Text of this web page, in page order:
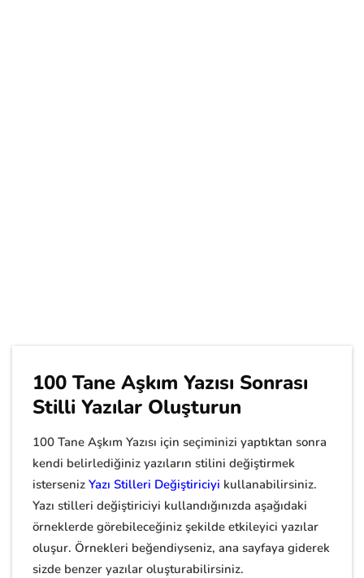
100 Tane Aşkım Yazısı Sonrası
Stilli Yazılar Oluşturun
100 Tane Aşkım Yazısı için seçiminizi yaptıktan sonra
kendi belirlediğiniz yazıların stilini değiştirmek
isterseniz Yazı Stilleri Değiştiriciyi kullanabilirsiniz.
Yazı stilleri değiştiriciyi kullandığınızda aşağıdaki
örneklerde görebileceğiniz şekilde etkileyici yazılar
oluşur. Örnekleri beğendiyseniz, ana sayfaya giderek
sizde benzer yazılar oluşturabilirsiniz.